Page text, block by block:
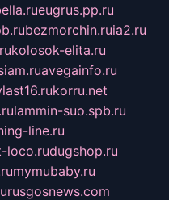
eugrus.pp.ru
bezmorchin.ruia2.ru
kolosok-elita.ru
avegainfo.ru
korru.net
lammin-suo.spb.ru
line.ru
loco.rudugshop.ru
mymubaby.ru
rusgosnews.com